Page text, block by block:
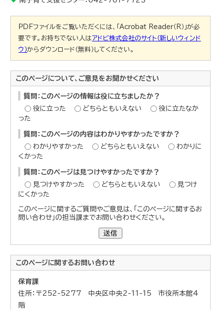
PDFファイルをご覧いただくには、「Acrobat Reader（R）」が必
要です。お持ちでない人はアドビ株式会社のサイト（新しいウィンド
ウ）からダウンロード（無料）してください。
このページについて、ご意見をお聞かせください
質問：このページの情報は役に立ちましたか？
役に立った
どちらともいえない
役に立たなか
った
質問：このページの内容はわかりやすかったですか？
わかりやすかった
どちらともいえない
わかりに
くかった
質問：このページは見つけやすかったですか？
見つけやすかった
どちらともいえない
見つけ
にくかった
このページに関するご質問やご意見は、「このページに関するお
問い合わせ」の担当課までお問い合わせください。
送信
このページに関するお問い合わせ
保育課
住所：〒252-5277 中央区中央2-11-15 市役所本館4
階